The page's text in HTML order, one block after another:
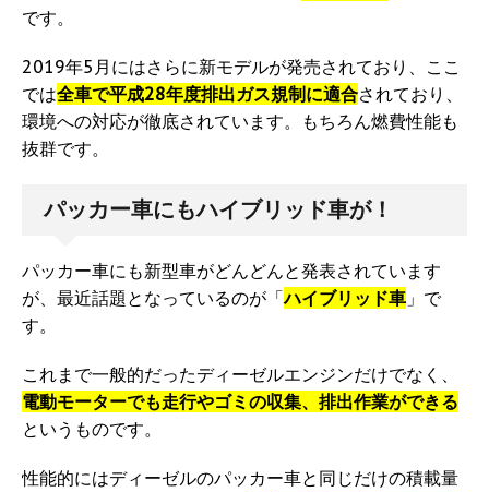
です。
2019年5月にはさらに新モデルが発売されており、ここ
では全車で平成28年度排出ガス規制に適合されており、
環境への対応が徹底されています。もちろん燃費性能も
抜群です。
パッカー車にもハイブリッド車が！
パッカー車にも新型車がどんどんと発表されています
が、最近話題となっているのが「ハイブリッド車 」で
す。
これまで一般的だったディーゼルエンジンだけでなく、
電動モーターでも走行やゴミの収集、排出作業ができる
というものです。
性能的にはディーゼルのパッカー車と同じだけの積載量